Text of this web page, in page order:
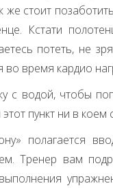
стоит
Кстати
потеть, не
время кардио
с водой, чтобы
пункт ни в коем
полагается
Тренер вам